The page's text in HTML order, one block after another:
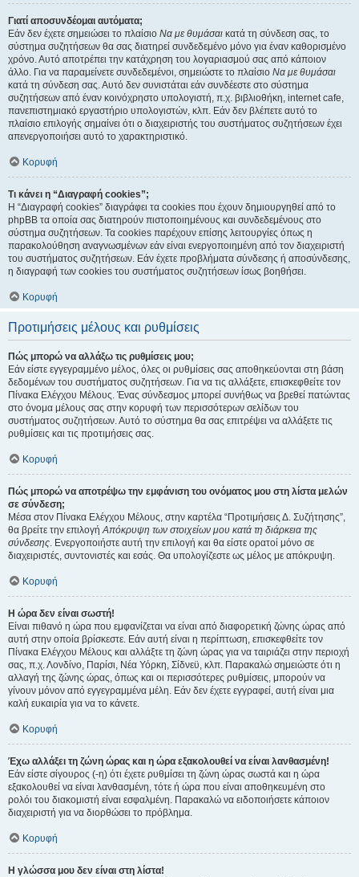
Γιατί αποσυνδέομαι αυτόματα;
Εάν δεν έχετε σημειώσει το πλαίσιο Να με θυμάσαι κατά τη σύνδεση σας, το
σύστημα συζητήσεων θα σας διατηρεί συνδεδεμένο μόνο για έναν καθορισμένο
χρόνο. Αυτό αποτρέπει την κατάχρηση του λογαριασμού σας από κάποιον
άλλο. Για να παραμείνετε συνδεδεμένοι, σημειώστε το πλαίσιο Να με θυμάσαι
κατά τη σύνδεση σας. Αυτό δεν συνιστάται εάν συνδέεστε στο σύστημα
συζητήσεων από έναν κοινόχρηστο υπολογιστή, π.χ. βιβλιοθήκη, internet cafe,
πανεπιστημιακό εργαστήριο υπολογιστών, κλπ. Εάν δεν βλέπετε αυτό το
πλαίσιο επιλογής σημαίνει ότι ο διαχειριστής του συστήματος συζητήσεων έχει
απενεργοποιήσει αυτό το χαρακτηριστικό.
Κορυφή
Τι κάνει η “Διαγραφή cookies”;
Η “Διαγραφή cookies” διαγράφει τα cookies που έχουν δημιουργηθεί από το
phpBB τα οποία σας διατηρούν πιστοποιημένους και συνδεδεμένους στο
σύστημα συζητήσεων. Τα cookies παρέχουν επίσης λειτουργίες όπως η
παρακολούθηση αναγνωσμένων εάν είναι ενεργοποιημένη από τον διαχειριστή
του συστήματος συζητήσεων. Εάν έχετε προβλήματα σύνδεσης ή αποσύνδεσης,
η διαγραφή των cookies του συστήματος συζητήσεων ίσως βοηθήσει.
Κορυφή
Προτιμήσεις μέλους και ρυθμίσεις
Πώς μπορώ να αλλάξω τις ρυθμίσεις μου;
Εάν είστε εγγεγραμμένο μέλος, όλες οι ρυθμίσεις σας αποθηκεύονται στη βάση
δεδομένων του συστήματος συζητήσεων. Για να τις αλλάξετε, επισκεφθείτε τον
Πίνακα Ελέγχου Μέλους. Ένας σύνδεσμος μπορεί συνήθως να βρεθεί πατώντας
στο όνομα μέλους σας στην κορυφή των περισσότερων σελίδων του
συστήματος συζητήσεων. Αυτό το σύστημα θα σας επιτρέψει να αλλάξετε τις
ρυθμίσεις και τις προτιμήσεις σας.
Κορυφή
Πώς μπορώ να αποτρέψω την εμφάνιση του ονόματος μου στη λίστα μελών
σε σύνδεση;
Μέσα στον Πίνακα Ελέγχου Μέλους, στην καρτέλα “Προτιμήσεις Δ. Συζήτησης”,
θα βρείτε την επιλογήΑπόκρυψη των στοιχείων μου κατά τη διάρκεια της
σύνδεσης. Ενεργοποιήστε αυτή την επιλογή και θα είστε ορατοί μόνο σε
διαχειριστές, συντονιστές και εσάς. Θα υπολογίζεστε ως μέλος με απόκρυψη.
Κορυφή
Η ώρα δεν είναι σωστή!
Είναι πιθανό η ώρα που εμφανίζεται να είναι από διαφορετική ζώνης ώρας από
αυτή στην οποία βρίσκεστε. Εάν αυτή είναι η περίπτωση, επισκεφθείτε τον
Πίνακα Ελέγχου Μέλους και αλλάξτε τη ζώνη ώρας για να ταιριάζει στην περιοχή
σας, π.χ. Λονδίνο, Παρίσι, Νέα Υόρκη, Σίδνεϋ, κλπ. Παρακαλώ σημειώστε ότι η
αλλαγή της ζώνης ώρας, όπως και οι περισσότερες ρυθμίσεις, μπορούν να
γίνουν μόνον από εγγεγραμμένα μέλη. Εάν δεν έχετε εγγραφεί, αυτή είναι μια
καλή ευκαιρία για να το κάνετε.
Κορυφή
Έχω αλλάξει τη ζώνη ώρας και η ώρα εξακολουθεί να είναι λανθασμένη!
Εάν είστε σίγουρος (-η) ότι έχετε ρυθμίσει τη ζώνη ώρας σωστά και η ώρα
εξακολουθεί να είναι λανθασμένη, τότε ή ώρα που είναι αποθηκευμένη στο
ρολόι του διακομιστή είναι εσφαλμένη. Παρακαλώ να ειδοποιήσετε κάποιον
διαχειριστή για να διορθώσει το πρόβλημα.
Κορυφή
Η γλώσσα μου δεν είναι στη λίστα!